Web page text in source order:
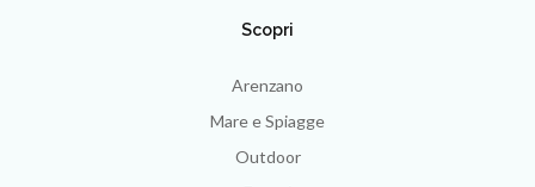
Scopri
Arenzano
Mare e Spiagge
Outdoor